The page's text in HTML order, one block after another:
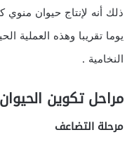
ذلك أنه لإنتاج حيوان
يوما تقريبا وهذه العملية
النخامية .
مراحل تكوين
مرحلة التضاعف